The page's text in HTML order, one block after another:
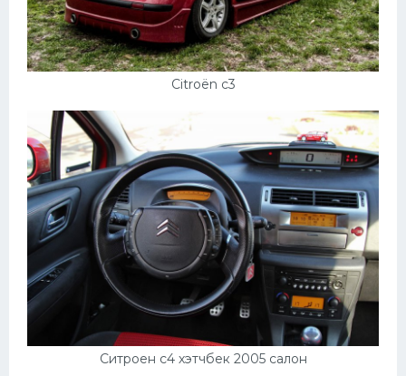
Citroёn c3
Ситроен с4 хэтчбек 2005 салон